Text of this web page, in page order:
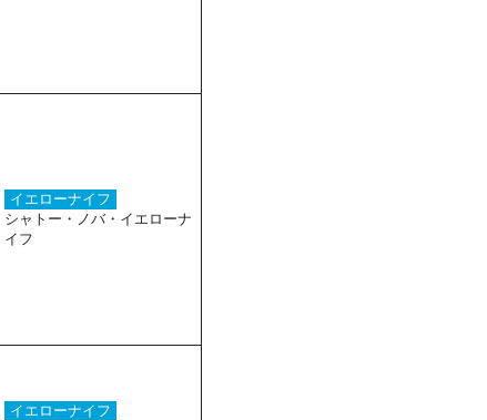
イエローナイフ
シャトー・ノバ・イエローナ
イフ
イエローナイフ